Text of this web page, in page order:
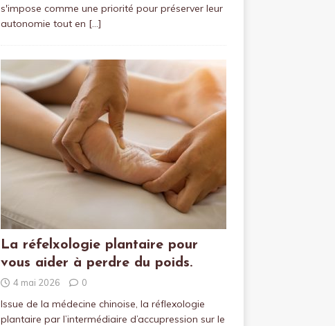
s'impose comme une priorité pour préserver leur
autonomie tout en […]
La réfelxologie plantaire pour
vous aider à perdre du poids.
4 mai 2026 0
Issue de la médecine chinoise, la réflexologie
plantaire par l’intermédiaire d’accupression sur le